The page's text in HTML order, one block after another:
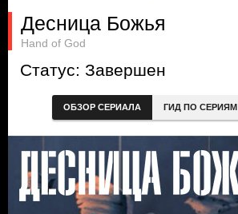
Десница Божья
Hand of God
Статус: Завершен
ОБЗОР СЕРИАЛА ГИД ПО СЕРИЯМ